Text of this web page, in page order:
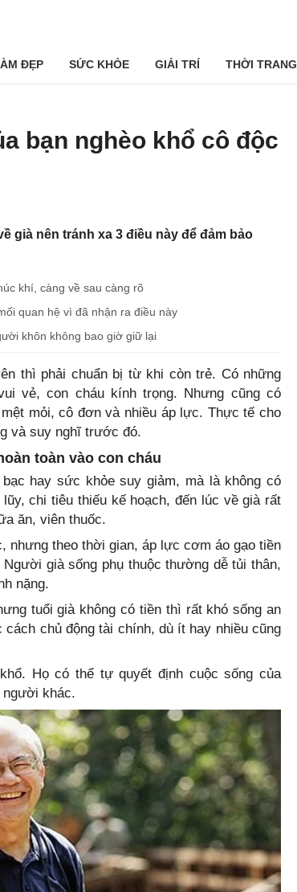
ĐẸP SỨC KHỎE GIẢI TRÍ THỜI TRANG
bạn nghèo khổ cô độc
già nên tránh xa 3 điều này để đảm bảo
khí, càng về sau càng rõ
quan hệ vì đã nhận ra điều này
khôn không bao giờ giữ lại
thì phải chuẩn bị từ khi còn trẻ. Có những
vẻ, con cháu kính trọng. Nhưng cũng có
mỏi, cô đơn và nhiều áp lực. Thực tế cho
và suy nghĩ trước đó.
toàn vào con cháu
hay sức khỏe suy giảm, mà là không có
chi tiêu thiếu kế hoạch, đến lúc về già rất
ăn, viên thuốc.
nhưng theo thời gian, áp lực cơm áo gạo tiền
già sống phụ thuộc thường dễ tủi thân,
nặng.
tuổi già không có tiền thì rất khó sống an
chủ động tài chính, dù ít hay nhiều cũng
Họ có thể tự quyết định cuộc sống của
người khác.